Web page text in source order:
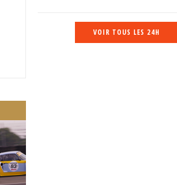
VOIR TOUS LES 24H